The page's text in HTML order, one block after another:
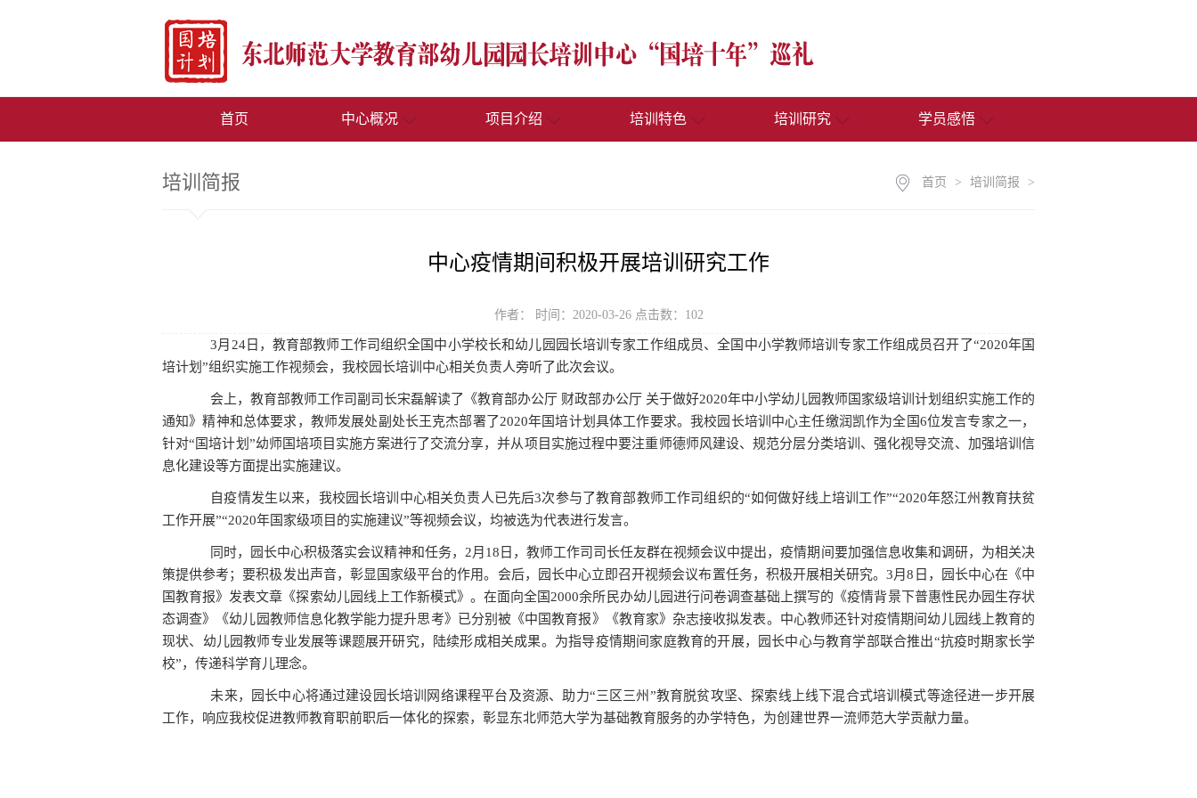
首页 中心概况 项目介绍 培训特色 培训研究 学员感悟
培训简报 首页 > 培训简报 >
中心疫情期间积极开展培训研究工作
作者： 时间：2020-03-26 点击数： 102
3月24日，教育部教师工作司组织全国中小学校长和幼儿园园长培训专家工作组成员、全国中小学教师培训专家工作组成员召开了“2020年国
培计划”组织实施工作视频会，我校园长培训中心相关负责人旁听了此次会议。
会上，教育部教师工作司副司长宋磊解读了《教育部办公厅 财政部办公厅 关于做好2020年中小学幼儿园教师国家级培训计划组织实施工作的
通知》精神和总体要求，教师发展处副处长王克杰部署了2020年国培计划具体工作要求。我校园长培训中心主任缴润凯作为全国6位发言专家之一，
针对“国培计划”幼师国培项目实施方案进行了交流分享，并从项目实施过程中要注重师德师风建设、规范分层分类培训、强化视导交流、加强培训信
息化建设等方面提出实施建议。
自疫情发生以来，我校园长培训中心相关负责人已先后3次参与了教育部教师工作司组织的“如何做好线上培训工作”“2020年怒江州教育扶贫
工作开展”“2020年国家级项目的实施建议”等视频会议，均被选为代表进行发言。
同时，园长中心积极落实会议精神和任务，2月18日，教师工作司司长任友群在视频会议中提出，疫情期间要加强信息收集和调研，为相关决
策提供参考；要积极发出声音，彰显国家级平台的作用。会后，园长中心立即召开视频会议布置任务，积极开展相关研究。3月8日，园长中心在《中
国教育报》发表文章《探索幼儿园线上工作新模式》。在面向全国2000余所民办幼儿园进行问卷调查基础上撰写的《疫情背景下普惠性民办园生存状
态调查》《幼儿园教师信息化教学能力提升思考》已分别被《中国教育报》《教育家》杂志接收拟发表。中心教师还针对疫情期间幼儿园线上教育的
现状、幼儿园教师专业发展等课题展开研究，陆续形成相关成果。为指导疫情期间家庭教育的开展，园长中心与教育学部联合推出“抗疫时期家长学
校”，传递科学育儿理念。
未来，园长中心将通过建设园长培训网络课程平台及资源、助力“三区三州”教育脱贫攻坚、探索线上线下混合式培训模式等途径进一步开展
工作，响应我校促进教师教育职前职后一体化的探索，彰显东北师范大学为基础教育服务的办学特色，为创建世界一流师范大学贡献力量。